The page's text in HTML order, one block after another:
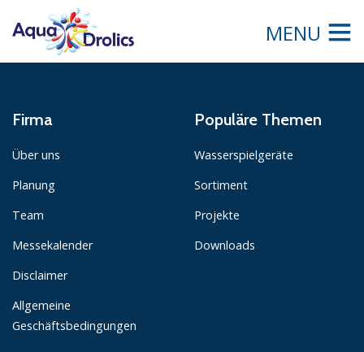
MENU
Firma
Über uns
Planung
Team
Messekalender
Disclaimer
Allgemeine
Geschäftsbedingungen
Populäre Themen
Wasserspielgeräte
Sortiment
Projekte
Downloads